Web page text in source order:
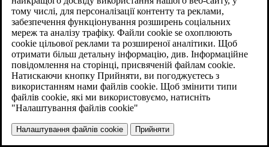
динаміку їзди й ходові характеристики.